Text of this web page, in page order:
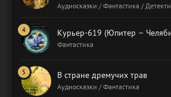
Аудиосказки / Фантастика /
Курьер-619 (Юпитер –
Фантастика
В стране дремучих трав
Аудиосказки / Фантастика